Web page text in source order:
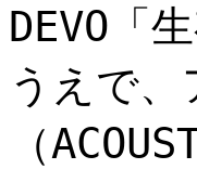
DEVO「
うえで
（